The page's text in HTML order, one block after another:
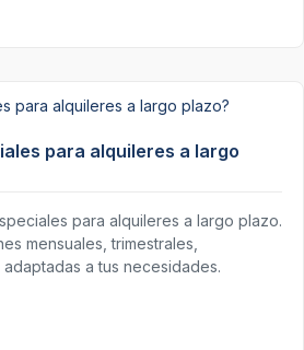
para alquileres a largo
para alquileres a largo plazo.
mensuales, trimestrales,
a tus necesidades.